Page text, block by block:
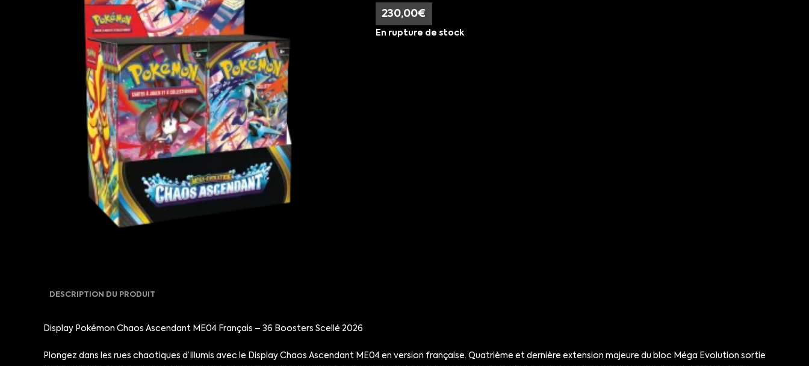
230,00€
En rupture de stock
DESCRIPTION DU PRODUIT
Display Pokémon Chaos Ascendant ME04 Français – 36 Boosters Scellé 2026
Plongez dans les rues chaotiques d’Illumis avec le Display Chaos Ascendant ME04 en version française. Quatrième et dernière extension majeure du bloc Méga Evolution sortie